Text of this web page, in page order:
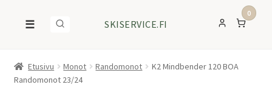
☰ SKISERVICE.FI
0
Etusivu Monot Randomonot
K2 Mindbender 120 BOA
Randomonot 23/24